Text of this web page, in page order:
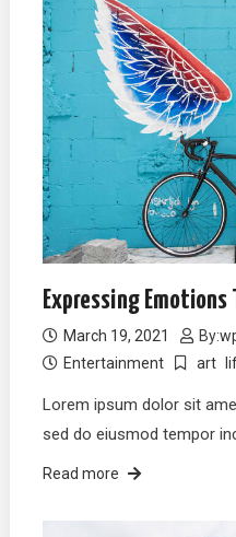
Expressing
March 19, 2021 By:
Entertainment
art
Lorem ipsum dolor sit
sed do eiusmod tempor
Read more